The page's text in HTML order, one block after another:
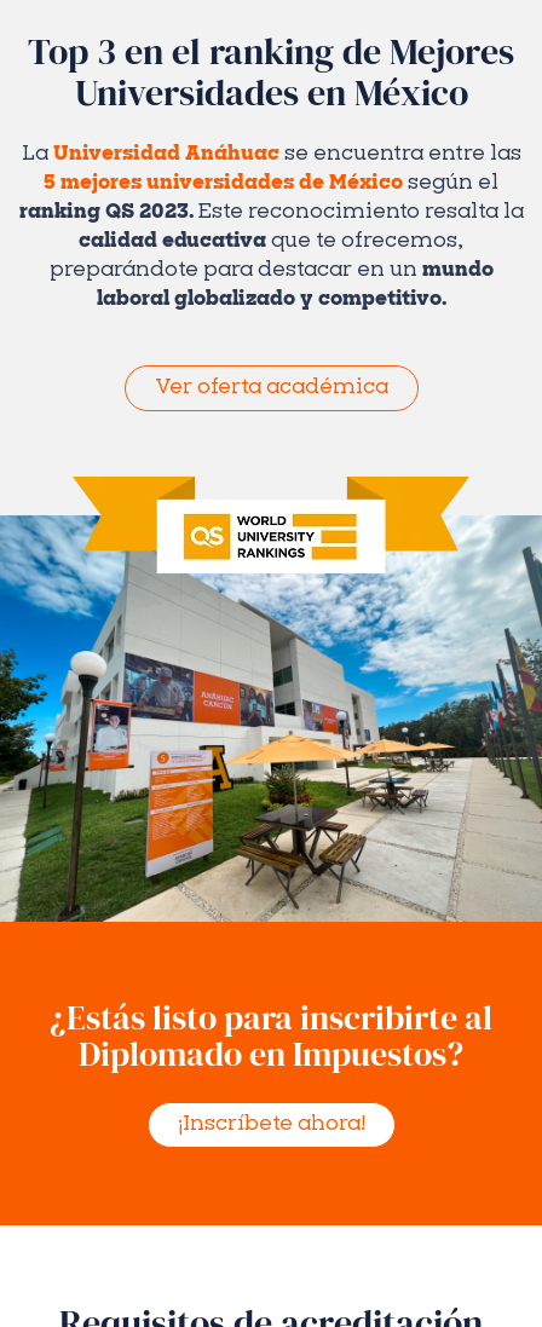
Top 3 en el ranking de Mejores
Universidades en México
La Universidad Anáhuacse encuentra entre las
5 mejores universidades de México según el
ranking QS 2023.Este reconocimiento resalta la
calidad educativa que te ofrecemos,
preparándote para destacar en un mundo
laboral globalizado y competitivo.
Ver oferta académica
¿Estás listo para inscribirte al
Diplomado en Impuestos?
¡Inscríbete ahora!